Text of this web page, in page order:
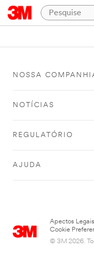
NOSSA
NOTÍCIAS
REGULATÓRIO
AJUDA
Apectos Legais
Cookie
© 3M 2026.